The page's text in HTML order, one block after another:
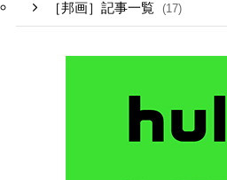
［邦画］記事一覧 (17)